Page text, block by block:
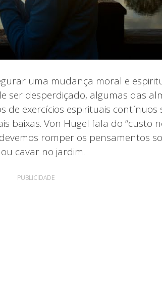
uma mudança moral e
ser desperdiçado, algumas das
de exercícios espirituais contínuos
baixas. Von Hugel fala do “custo
romper os pensamentos
cavar no jardim.
PUBLICIDADE